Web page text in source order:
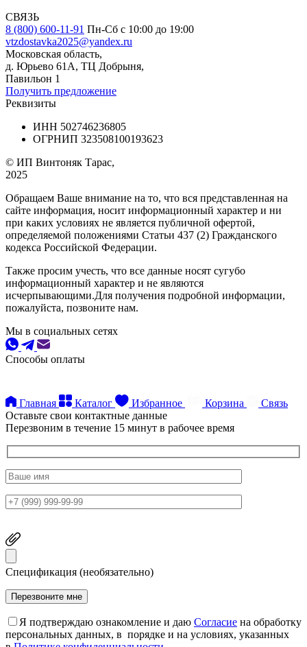
СВЯЗЬ
8 (800) 600-11-91 Пн-Сб с 10:00 до 19:00
vtzdostavka2025@yandex.ru
Московская область,
д. Юрьево 61А, ТЦ Добрыня,
Павильон 1
Получить предложение
Реквизиты
ИНН 502746236805
ОГРНИП 323508100193623
© ИП Винтоняк Тарас,
2025
Обращаем Ваше внимание на то, что вся представленная на
сайте информация, носит информационный характер и ни
при каких условиях не является публичной офертой,
определяемой положениями Статьи 437 (2) Гражданского
кодекса Российской Федерации.
Также просим учесть, что все данные носят сугубо
информационный характер и не являются
исчерпывающими.Для получения подробной информации,
пожалуйста, позвоните нам.
Мы в социальных сетях
Способы оплаты
Главная Каталог Избранное Корзина
Связь
Оставьте свои контактные данные
Перезвоним в течение 15 минут в рабочее время
Спецификация (необязательно)
Я подтверждаю ознакомление и даю Согласие на обработку
персональных данных, в порядке и на условиях, указанных